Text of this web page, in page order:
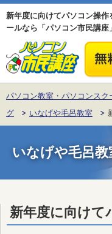
新年度に向けてパソコン操
ールなら「パソコン市民講座」
パソコン教室・パソコンスク
グ
いなげや毛呂教室
いなげや毛呂
新年度に向けて